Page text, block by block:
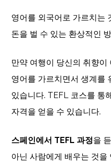
영어를 외국어로 가르치는
돈을 벌 수 있는 환상적인
만약 여행이 당신의 취향이
영어를 가르치면서 생계를
있습니다. TEFL 코스를 통
자격을 얻을 수 있습니다.
스페인에서 TEFL 과정을
아닌 사람에게 배우는 것을